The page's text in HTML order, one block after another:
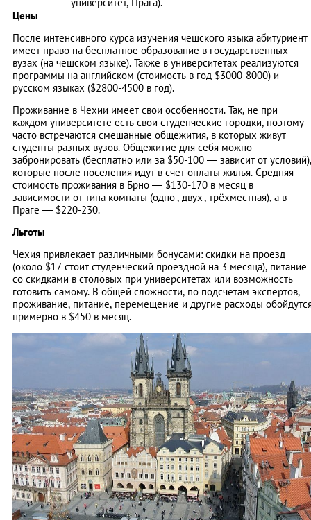
Цены
После интенсивного курса изучения чешского языка абитуриент
имеет право на бесплатное образование в государственных
вузах (на чешском языке). Также в университетах реализуются
программы на английском (стоимость в год $3000-8000) и
русском языках ($2800-4500 в год).
Проживание в Чехии имеет свои особенности. Так, не при
каждом университете есть свои студенческие городки, поэтому
часто встречаются смешанные общежития, в которых живут
студенты разных вузов. Общежитие для себя можно
забронировать (бесплатно или за $50-100 — зависит от условий),
которые после поселения идут в счет оплаты жилья. Средняя
стоимость проживания в Брно — $130-170 в месяц в
зависимости от типа комнаты (одно-, двух-, трёхместная), а в
Праге — $220-230.
Льготы
Чехия привлекает различными бонусами: скидки на проезд
(около $17 стоит студенческий проездной на 3 месяца), питание
со скидками в столовых при университетах или возможность
готовить самому. В общей сложности, по подсчетам экспертов,
проживание, питание, перемещение и другие расходы
примерно в $450 в месяц.